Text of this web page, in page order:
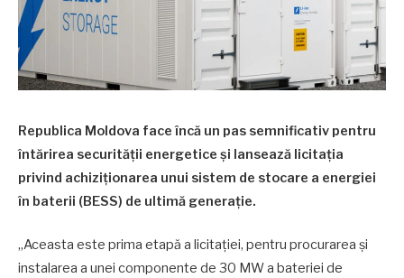
Republica Moldova face încă un pas semnificativ pentru
întărirea securității energetice și lansează licitația
privind achiziționarea unui sistem de stocare a energiei
în baterii (BESS) de ultimă generație.
„Aceasta este prima etapă a licitației, pentru procurarea și
instalarea a unei componente de 30 MW a bateriei de